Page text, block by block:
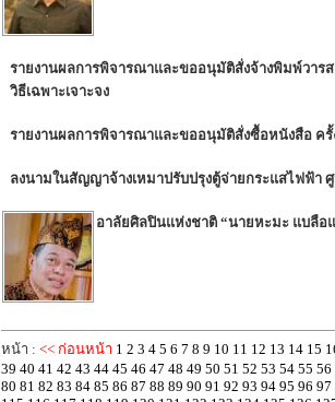
รายงานผลการพิจารณาและขออนุมัติสั่งจ้างพิมพ์วาร
วิธีเฉพาะเจาะจง
รายงานผลการพิจารณาและขออนุมัติสั่งซื้อหนังสือ ค
ลงนามในสัญญาจ้างเหมาปรับปรุงตู้จ่ายกระแสไฟฟ้า
อาลัยศิลปินแห่งชาติ “นายหะมะ แบลือ
หน้า : << ก่อนหน้า 1 2 3 4 5 6 7 8 9 10 11 12 13 14 15
39 40 41 42 43 44 45 46 47 48 49 50 51 52 53 54 55 56
80 81 82 83 84 85 86 87 88 89 90 91 92 93 94 95 96 97